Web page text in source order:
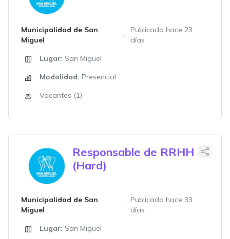
Municipalidad de San
Miguel
Publicado hace 23
días
Lugar: San Miguel
Modalidad: Presencial
Vacantes (1)
Responsable de RRHH
(Hard)
Municipalidad de San
Miguel
Publicado hace 33
días
Lugar: San Miguel